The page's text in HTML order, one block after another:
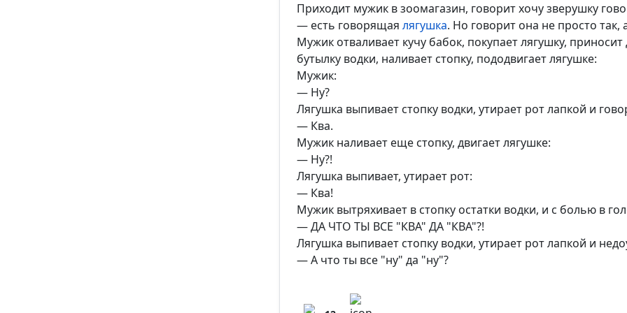
Приходит мужик в зоомагазин, говорит хочу зверушку
— есть говорящая лягушка. Но говорит она не просто так,
Мужик отваливает кучу бабок, покупает лягушку,
бутылку водки, наливает стопку, пододвигает лягушке:
Мужик:
— Ну?
Лягушка выпивает стопку водки, утирает рот лапкой и
— Ква.
Мужик наливает еще стопку, двигает лягушке:
— Ну?!
Лягушка выпивает, утирает рот:
— Ква!
Мужик вытряхивает в стопку остатки водки, и с болью в
— ДА ЧТО ТЫ ВСЕ "КВА" ДА "КВА"?!
Лягушка выпивает стопку водки, утирает рот лапкой и
— А что ты все "ну" да "ну"?